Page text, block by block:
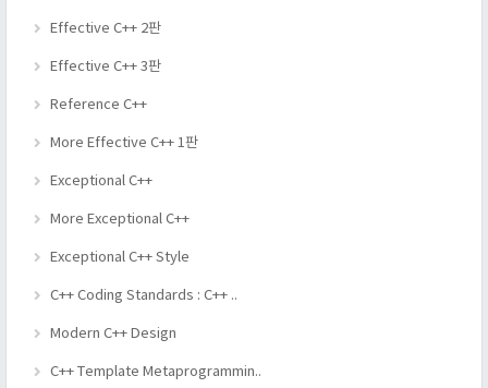
Effective C++ 2판
Effective C++ 3판
Reference C++
More Effective C++ 1판
Exceptional C++
More Exceptional C++
Exceptional C++ Style
C++ Coding Standards : C++ ..
Modern C++ Design
C++ Template Metaprogrammin..